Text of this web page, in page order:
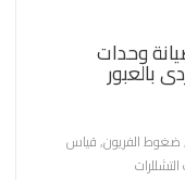
وحدات
بالعبور
,ضغوط الفريون,قياس